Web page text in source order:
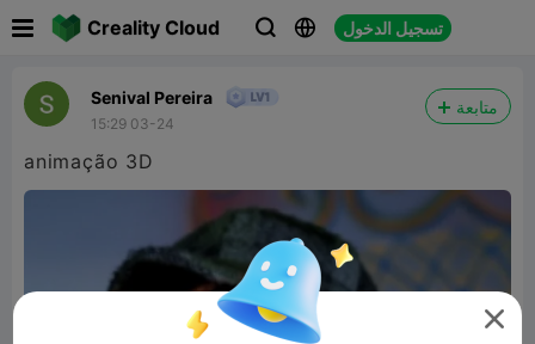
Creality Cloud   تسجيل الدخول
Senival Pereira
15:29 03-24
متابعة
animação 3D
